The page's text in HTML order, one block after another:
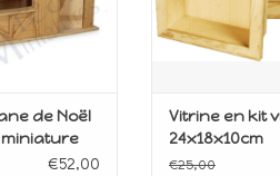
de Noël
€52,00
Vitrine en kit
24x18x10cm
€25,00